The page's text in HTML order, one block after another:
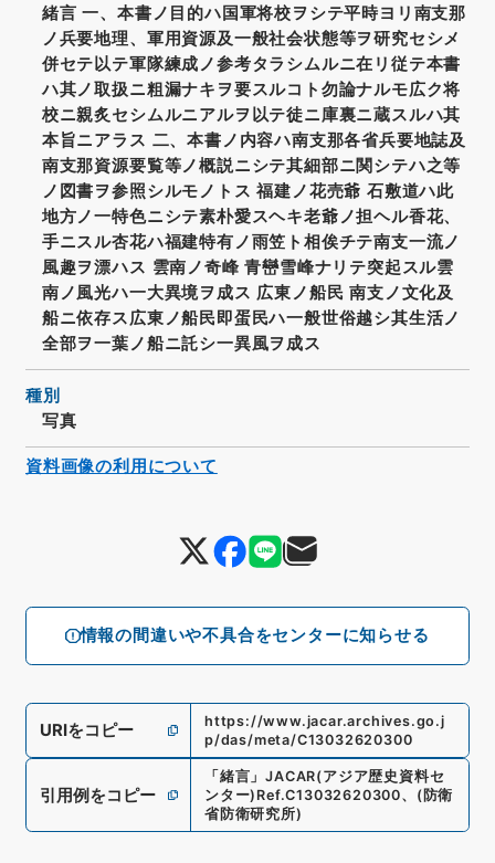
情報の間違いや不具合をセンターに知らせる
緒言 一、本書ノ目的ハ国軍将校ヲシテ平時ヨリ南支那
ノ兵要地理、軍用資源及一般社会状態等ヲ研究セシメ
併セテ以テ軍隊練成ノ参考タラシムルニ在リ従テ本書
ハ其ノ取扱ニ粗漏ナキヲ要スルコト勿論ナルモ広ク将
校ニ親炙セシムルニアルヲ以テ徒ニ庫裏ニ蔵スルハ其
本旨ニアラス 二、本書ノ内容ハ南支那各省兵要地誌及
南支那資源要覧等ノ概説ニシテ其細部ニ関シテハ之等
ノ図書ヲ参照シルモノトス 福建ノ花売爺 石敷道ハ此
地方ノ一特色ニシテ素朴愛スヘキ老爺ノ担ヘル香花、
手ニスル杏花ハ福建特有ノ雨笠ト相俟チテ南支一流ノ
風趣ヲ漂ハス 雲南ノ奇峰 青巒雪峰ナリテ突起スル雲
南ノ風光ハ一大異境ヲ成ス 広東ノ船民 南支ノ文化及
船ニ依存ス広東ノ船民即蛋民ハ一般世俗越シ其生活ノ
全部ヲ一葉ノ船ニ託シ一異風ヲ成ス
種別
写真
URIをコピー
https://www.jacar.archives.go.j
p/das/meta/C13032620300
引用例をコピー
「 緒言 」JACAR(アジア歴史資料セ
ンター) Ref.C13032620300、 ( 防衛
省防衛研究所)
資料画像の利用について